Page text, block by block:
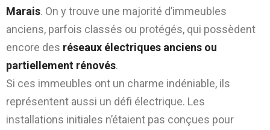
Marais. On y trouve une majorité d’immeubles
anciens, parfois classés ou protégés, qui possèdent
encore des réseaux électriques anciens ou
partiellement rénovés.
Si ces immeubles ont un charme indéniable, ils
représentent aussi un défi électrique. Les
installations initiales n’étaient pas conçues pour